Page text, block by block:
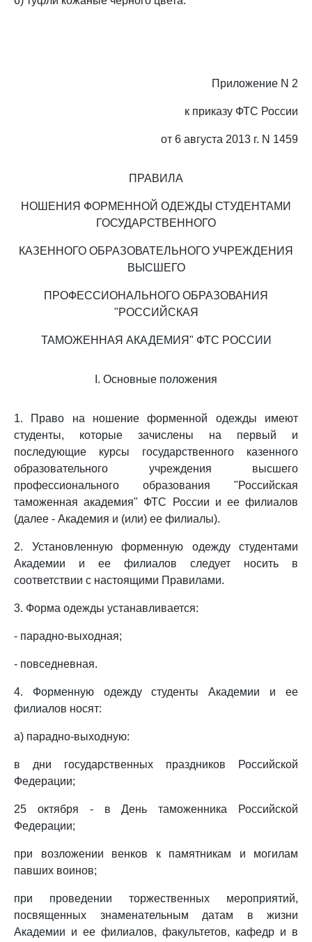
Приложение N 2
к приказу ФТС России
от 6 августа 2013 г. N 1459
ПРАВИЛА
НОШЕНИЯ ФОРМЕННОЙ ОДЕЖДЫ СТУДЕНТАМИ
ГОСУДАРСТВЕННОГО
КАЗЕННОГО ОБРАЗОВАТЕЛЬНОГО УЧРЕЖДЕНИЯ
ВЫСШЕГО
ПРОФЕССИОНАЛЬНОГО ОБРАЗОВАНИЯ
"РОССИЙСКАЯ
ТАМОЖЕННАЯ АКАДЕМИЯ" ФТС РОССИИ
I. Основные положения
1. Право на ношение форменной одежды имеют
студенты, которые зачислены на первый и
последующие курсы государственного казенного
образовательного учреждения высшего
профессионального образования "Российская
таможенная академия" ФТС России и ее филиалов
(далее - Академия и (или) ее филиалы).
2. Установленную форменную одежду студентами
Академии и ее филиалов следует носить в
соответствии с настоящими Правилами.
3. Форма одежды устанавливается:
- парадно-выходная;
- повседневная.
4. Форменную одежду студенты Академии и ее
филиалов носят:
а) парадно-выходную:
в дни государственных праздников Российской
Федерации;
25 октября - в День таможенника Российской
Федерации;
при возложении венков к памятникам и могилам
павших воинов;
при проведении торжественных мероприятий,
посвященных знаменательным датам в жизни
Академии и ее филиалов, факультетов, кафедр и в